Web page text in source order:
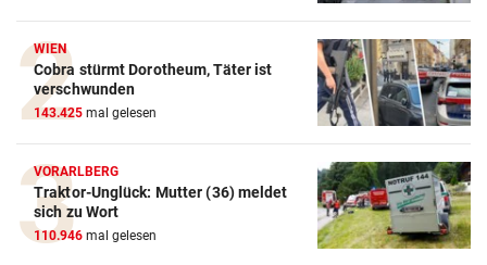
WIEN
Cobra stürmt Dorotheum, Täter ist
verschwunden
143.425 mal gelesen
VORARLBERG
Traktor-Unglück: Mutter (36) meldet
sich zu Wort
110.946 mal gelesen